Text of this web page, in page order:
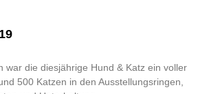
war die diesjährige Hund & Katz ein voller
500 Katzen in den Ausstellungsringen,